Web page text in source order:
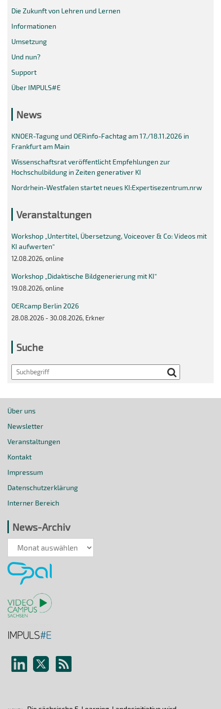
Die Zukunft von Lehren und Lernen
Informationen
Umsetzung
Und nun?
Support
Über IMPULS#E
News
KNOER-Tagung und OERinfo-Fachtag am 17./18.11.2026 in
Frankfurt am Main
Wissenschaftsrat veröffentlicht Empfehlungen zur
Hochschulbildung in Zeiten generativer KI
Nordrhein-Westfalen startet neues KI:Expertisezentrum.nrw
Veranstaltungen
Workshop „Untertitel, Übersetzung, Voiceover & Co: Videos mit
KI aufwerten“
12.08.2026, online
Workshop „Didaktische Bildgenerierung mit KI“
19.08.2026, online
OERcamp Berlin 2026
28.08.2026 - 30.08.2026, Erkner
Suche
Search
Über uns
Newsletter
Veranstaltungen
Kontakt
Impressum
Datenschutzerklärung
Interner Bereich
News-Archiv
News-
Archiv